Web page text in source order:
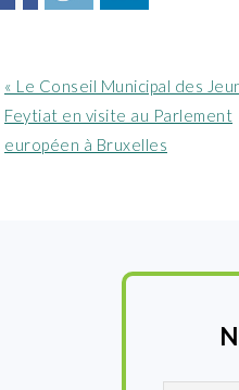
Article
précédent
:
« Le Conseil Municipal des
Feytiat en visite au Parlement
européen à Bruxelles